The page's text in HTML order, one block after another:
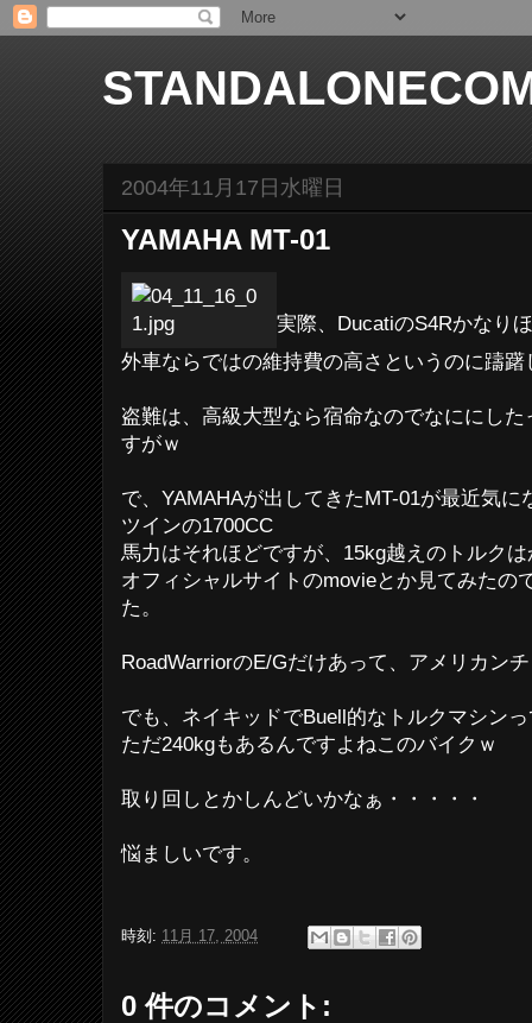
2004年11月17日水曜日
YAMAHA MT-01
実際、DucatiのS4Rかなり
外車ならではの維持費の高さというのに躊躇
盗難は、高級大型なら宿命なのでなににし
すがｗ
で、YAMAHAが出してきたMT-01が最近気に
ツインの1700CC
馬力はそれほどですが、15kg越えのトルク
オフィシャルサイトのmovieとか見てみたの
た。
RoadWarriorのE/Gだけあって、アメリカン
でも、ネイキッドでBuell的なトルクマシン
ただ240kgもあるんですよねこのバイクｗ
取り回しとかしんどいかなぁ・・・・・
悩ましいです。
時刻: 11月 17, 2004
0 件のコメント: